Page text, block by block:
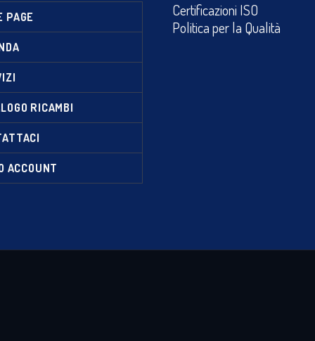
PAGE
RICAMBI
ACCOUNT
Certificazioni ISO
Politica per la Qualità